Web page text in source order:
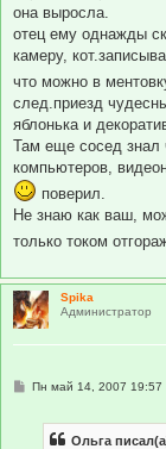
она выросла.
отец ему однажды
камеру,
что можно в
след.приезд
яблонька и
Там еще сосед знал
компьютеров,
поверил.
Не знаю как ваш,
только током
Spika
Администратор
СПн май 14, 2007 19:57
Ольга